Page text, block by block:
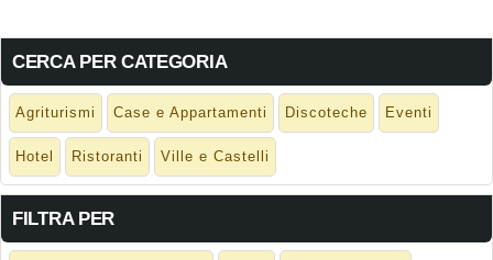
CERCA PER CATEGORIA
Agriturismi Case e Appartamenti Discoteche Eventi
Hotel Ristoranti Ville e Castelli
FILTRA PER